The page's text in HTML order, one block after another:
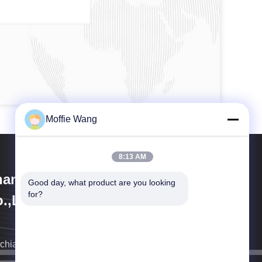
Weixuan Industrial
il prima possibile.
Moffie Wang
8:13 AM
Good day, what product are you looking
for?